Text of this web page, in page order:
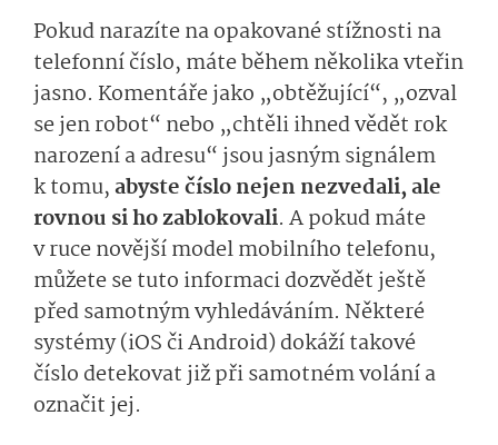
Pokud narazíte na opakované stížnosti na
telefonní číslo, máte během několika vteřin
jasno. Komentáře jako „obtěžující“, „ozval
se jen robot“ nebo „chtěli ihned vědět rok
narození a adresu“ jsou jasným signálem
k tomu,abyste číslo nejen nezvedali, ale
rovnou si ho zablokovali. A pokud máte
v ruce novější model mobilního telefonu,
můžete se tuto informaci dozvědět ještě
před samotným vyhledáváním. Některé
systémy (iOS či Android) dokáží takové
číslo detekovat již při samotném volání a
označit jej.